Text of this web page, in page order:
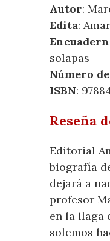
Autor:
Edita:
solapas
Número
ISBN:
Reseña
Editorial
biografía
dejará a
profesor
en la llaga
solemos